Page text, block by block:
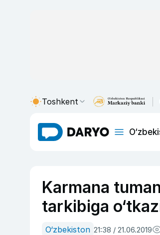
Toshkent
Karmana
tarkibiga
O‘zbekiston 21:38 / 21.06.2019